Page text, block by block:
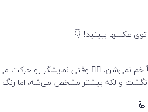
عکسها ببینید! 👇
خم نمی‌شن. 🙅‍♂️ وقتی نمایشگر رو حرکت
و لکه بیشتر مشخص می‌شه، اما رنگ